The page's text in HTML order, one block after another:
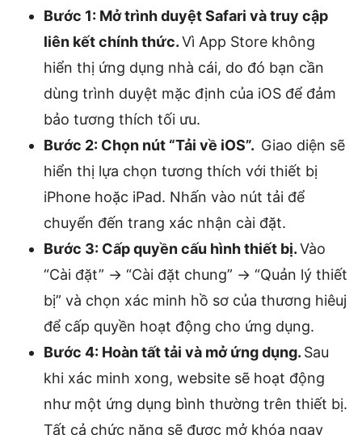
Bước 1: Mở trình duyệt Safari và truy cập
liên kết chính thức.Vì App Store không
hiển thị ứng dụng nhà cái, do đó bạn cần
dùng trình duyệt mặc định của iOS để đảm
bảo tương thích tối ưu.
Bước 2: Chọn nút “Tải về iOS”. Giao diện sẽ
hiển thị lựa chọn tương thích với thiết bị
iPhone hoặc iPad. Nhấn vào nút tải để
chuyển đến trang xác nhận cài đặt.
Bước 3: Cấp quyền cấu hình thiết bị.Vào
“Cài đặt” → “Cài đặt chung” → “Quản lý thiết
bị” và chọn xác minh hồ sơ của thương hiêuj
để cấp quyền hoạt động cho ứng dụng.
Bước 4: Hoàn tất tải và mở ứng dụng. Sau
khi xác minh xong, website sẽ hoạt động
như một ứng dụng bình thường trên thiết bị.
Tất cả chức năng sẽ được mở khóa ngay